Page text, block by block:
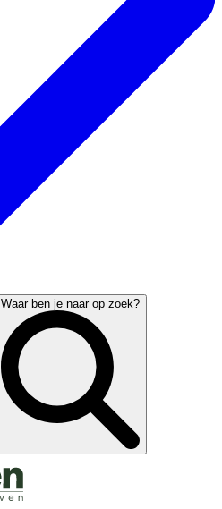
Waar ben je naar op zoek?